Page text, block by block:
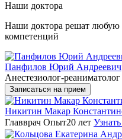
Наши доктора
Наши доктора решат любую
компетенций
Панфилов Юрий Андреевич
Анестезиолог-реаниматолог
Записаться на прием
Никитин Макар
Главврач Опыт20 лет